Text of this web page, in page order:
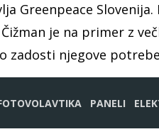
Greenpeace
je na primer z
zadosti njegove
PANELI